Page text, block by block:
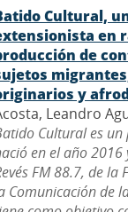
Cultural,
en
de
y
Leandro
Cultural es
en el año 2016
FM 88.7, de la
Comunicación de